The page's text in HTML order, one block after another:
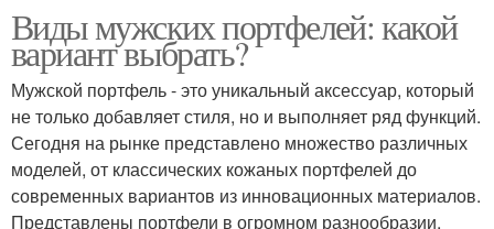
Виды мужских портфелей: какой
вариант выбрать?
Мужской портфель - это уникальный аксессуар, который
не только добавляет стиля, но и выполняет ряд функций.
Сегодня на рынке представлено множество различных
моделей, от классических кожаных портфелей до
современных вариантов из инновационных материалов.
Представлены портфели в огромном разнообразии.